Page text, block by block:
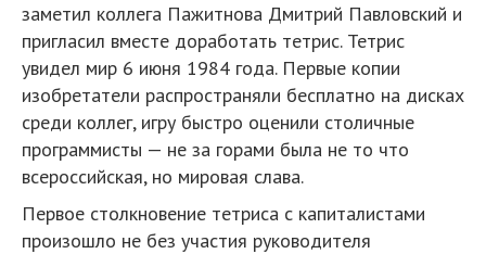
заметил коллега Пажитнова Дмитрий Павловский и
пригласил вместе доработать тетрис. Тетрис
увидел мир 6 июня 1984 года. Первые копии
изобретатели распространяли бесплатно на дисках
среди коллег, игру быстро оценили столичные
программисты — не за горами была не то что
всероссийская, но мировая слава.
Первое столкновение тетриса с капиталистами
произошло не без участия руководителя